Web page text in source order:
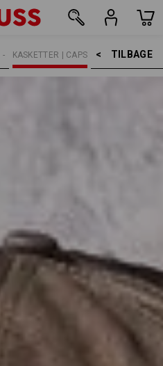
TILBAGE    >
KASKETTER | CAPS